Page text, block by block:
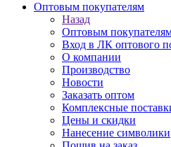
Оптовым покупателям
Назад
Оптовым
Вход в ЛК оптового
О компании
Производство
Новости
Заказать оптом
Комплексные
Цены и скидки
Нанесение символики